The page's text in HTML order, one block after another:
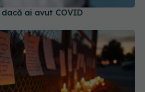
ai avut COVID